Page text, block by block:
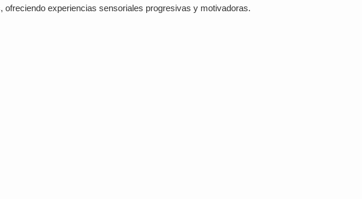
experiencias sensoriales progresivas y motivadoras.